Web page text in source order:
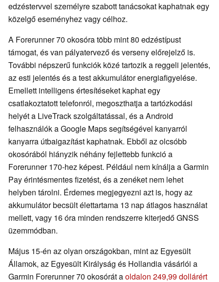
edzéstervvel személyre szabott tanácsokat kaphatnak egy
közelgő eseményhez vagy célhoz.
A Forerunner 70 okosóra több mint 80 edzéstípust
támogat, és van pályatervező és verseny előrejelző is.
További népszerű funkciók közé tartozik a reggeli jelentés,
az esti jelentés és a test akkumulátor energiafigyelése.
Emellett intelligens értesítéseket kaphat egy
csatlakoztatott telefonról, megoszthatja a tartózkodási
helyét a LiveTrack szolgáltatással, és a Android
felhasználók a Google Maps segítségével kanyarról
kanyarra útbaigazítást kaphatnak. Ebből az olcsóbb
okosórából hiányzik néhány fejlettebb funkció a
Forerunner 170-hez képest. Például nem kínálja a Garmin
Pay érintésmentes fizetést, és a zenéket nem lehet
helyben tárolni. Érdemes megjegyezni azt is, hogy az
akkumulátor becsült élettartama 13 nap átlagos használat
mellett, vagy 16 óra minden rendszerre kiterjedő GNSS
üzemmódban.
Május 15-én az olyan országokban, mint az Egyesült
Államok, az Egyesült Királyság és Hollandia vásárlói a
Garmin Forerunner 70 okosórát aoldalon 249,99 dollárért